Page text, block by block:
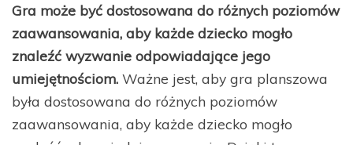
Gra może być dostosowana do różnych poziomów
zaawansowania, aby każde dziecko mogło
znaleźć wyzwanie odpowiadające jego
umiejętnościom. Ważne jest, aby gra planszowa
była dostosowana do różnych poziomów
zaawansowania, aby każde dziecko mogło